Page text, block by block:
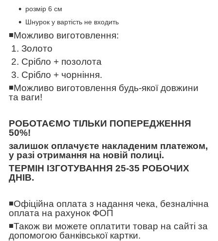
розмір 6 см
Шнурок у вартість не входить
◾️Можливо виготовлення:
1. Золото
2. Срібло + позолота
3. Срібло + чорніння.
◾️Можливо виготовлення будь-якої довжини
та ваги!
РОБОТАЄМО ТІЛЬКИ ПОПЕРЕДЖЕННЯ
50%!
залишок оплачуєте накладеним платежом,
у разі отримання на новій полиці.
ТЕРМІН ІЗГОТУВАННЯ 25-35 РОБОЧИХ
ДНІВ.
◾️Офіційна оплата з надання чека, безналічна
оплата на рахунок ФОП
◾️Також ви можете оплатити товар на сайті за
допомогою банківської картки.